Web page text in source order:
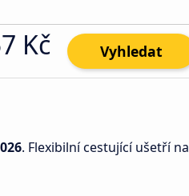
Kč Vyhledat
. Flexibilní cestující ušetří na